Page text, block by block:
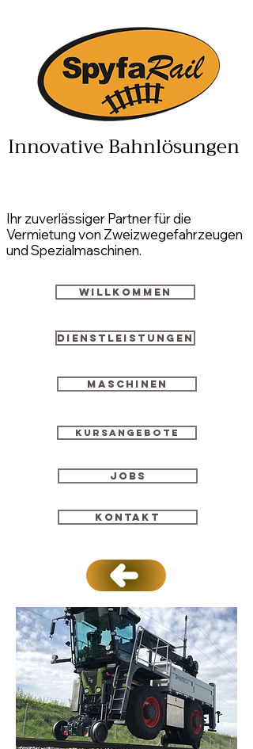
Innovative Bahnlösungen
Ihr zuverlässiger Partner für die
Vermietung von Zweizwegefahrzeugen
und Spezialmaschinen.
Willkommen
Dienstleistungen
Maschinen
Kursangebote
Jobs
Kontakt